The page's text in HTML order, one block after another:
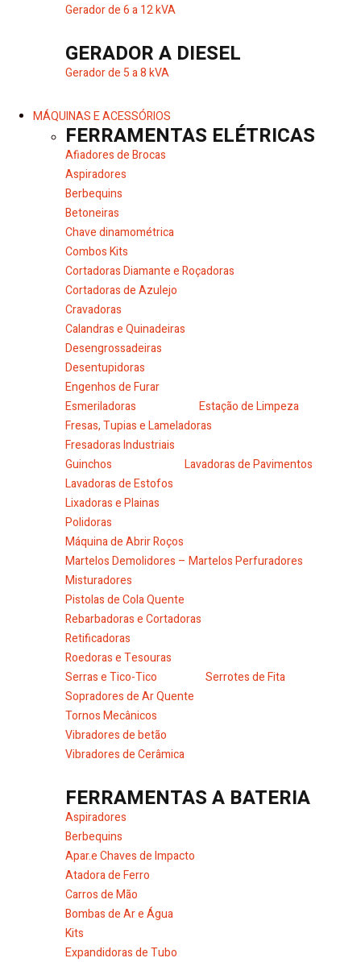
Gerador de 6 a 12 kVA
GERADOR A DIESEL
Gerador de 5 a 8 kVA
MÁQUINAS E ACESSÓRIOS
FERRAMENTAS ELÉTRICAS
Afiadores de Brocas
Aspiradores
Berbequins
Betoneiras
Chave dinamométrica
Combos Kits
Cortadoras Diamante e Roçadoras
Cortadoras de Azulejo
Cravadoras
Calandras e Quinadeiras
Desengrossadeiras
Desentupidoras
Engenhos de Furar
Esmeriladoras
Estação de Limpeza
Fresas, Tupias e Lameladoras
Fresadoras Industriais
Guinchos
Lavadoras de Pavimentos
Lavadoras de Estofos
Lixadoras e Plainas
Polidoras
Máquina de Abrir Roços
Martelos Demolidores – Martelos Perfuradores
Misturadores
Pistolas de Cola Quente
Rebarbadoras e Cortadoras
Retificadoras
Roedoras e Tesouras
Serras e Tico-Tico
Serrotes de Fita
Sopradores de Ar Quente
Tornos Mecânicos
Vibradores de betão
Vibradores de Cerâmica
FERRAMENTAS A BATERIA
Aspiradores
Berbequins
Apar.e Chaves de Impacto
Atadora de Ferro
Carros de Mão
Bombas de Ar e Água
Kits
Expandidoras de Tubo